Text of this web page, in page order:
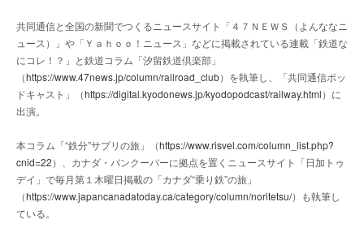
共同通信と全国の新聞でつくるニュースサイト「４７ＮＥＷＳ（よんななニ
ュース）」や「Ｙａｈｏｏ！ニュース」などに掲載されている連載「鉄道な
にコレ！？」と鉄道コラム「汐留鉄道倶楽部」
（https://www.47news.jp/column/railroad_club）を執筆し、「共同通信ポッ
ドキャスト」（https://digital.kyodonews.jp/kyodopodcast/railway.html）に
出演。
本コラム「“鉄分”サプリの旅」（https://www.risvel.com/column_list.php?
cnid=22）、カナダ・バンクーバーに拠点を置くニュースサイト「日加トゥ
デイ」で毎月第１木曜日掲載の「カナダ“乗り鉄”の旅」
（https://www.japancanadatoday.ca/category/column/noritetsu/）も執筆し
ている。